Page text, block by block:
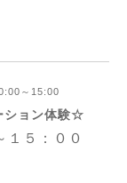
～15:00
ション体験☆
５：００